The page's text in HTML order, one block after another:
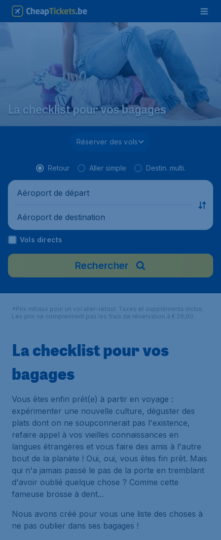
La checklist pour vos bagages
Réserver des vols
Retour Aller simple Destin. multi.
Aéroport de départ
Aéroport de destination
Vols directs
Rechercher
*Prix initiaux pour un vol aller-retour. Taxes et suppléments inclus.
Les prix ne comprennent pas les frais de réservation à € 29,90.
La checklist pour vos
bagages
Vous êtes enfin prêt(e) à partir en voyage :
expérimenter une nouvelle culture, déguster des
plats dont on ne soupconnerait pas l'existence,
refaire appel à vos vieilles connaissances en
langues étrangères et vous faire des amis à l'autre
bout de la planète ! Oui, oui, vous êtes fin prêt. Mais
qui n'a jamais passé le pas de la porte en tremblant
d'avoir oublié quelque chose ? Comme cette
fameuse brosse à dent...
Nous avons créé pour vous une liste des choses à
ne pas oublier dans ses bagages !